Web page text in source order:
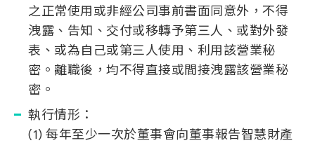
之正常使用或非經公司事前書面同意外，不得
洩露、告知、交付或移轉予第三人、或對外發
表、或為自己或第三人使用、利用該營業秘
密。離職後，均不得直接或間接洩露該營業秘
密。
執行情形：
(1) 每年至少一次於董事會向董事報告智慧財產